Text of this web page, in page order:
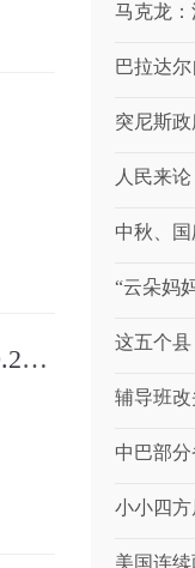
9月8日基金净值：华泰柏瑞量化增强混合A最新净值1.381，跌0.29%